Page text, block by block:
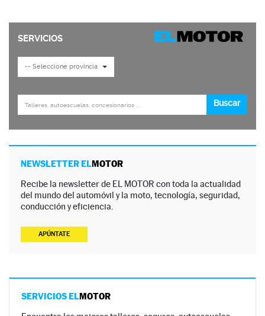
NEWSLETTER ELMOTOR
Recibe la newsletter de EL MOTOR con toda la actualidad
del mundo del automóvil y la moto, tecnología, seguridad,
conducción y eficiencia.
APÚNTATE
SERVICIOS ELMOTOR